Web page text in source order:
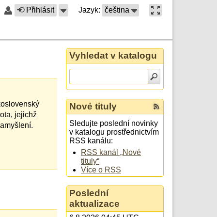
Přihlásit Jazyk: čeština
jejichž
Vyhledat v katalogu
Nové tituly
Sledujte poslední novinky
v katalogu prostřednictvím
RSS kanálu:
RSS kanál „Nové
tituly“
Více o RSS
Poslední
aktualizace